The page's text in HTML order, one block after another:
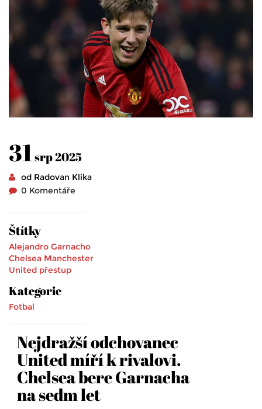
31srp 2025
od Radovan Klika
0 Komentáře
Štítky
Alejandro Garnacho
Chelsea Manchester
United přestup
Kategorie
Fotbal
Nejdražší odchovanec
United míří k rivalovi.
Chelsea bere Garnacha
na sedm let